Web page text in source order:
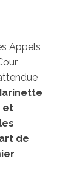
Appels
et
de